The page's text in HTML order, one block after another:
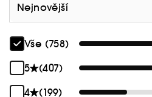
Nejnovější
Vše (758)
5
(407)
4
(199)